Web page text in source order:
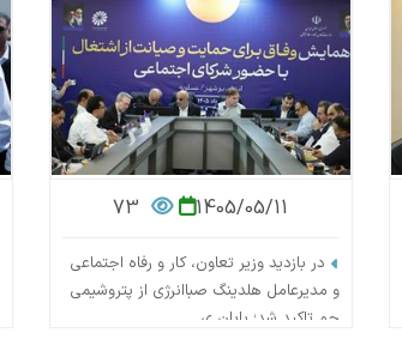
1405/05/11
در بازدید وزیر تعاون، کار و رفاه اجتماعی
و مدیرعامل هلدینگ صباانرژی از پتروشیمی
جم تاکید شد؛ پایان ی...